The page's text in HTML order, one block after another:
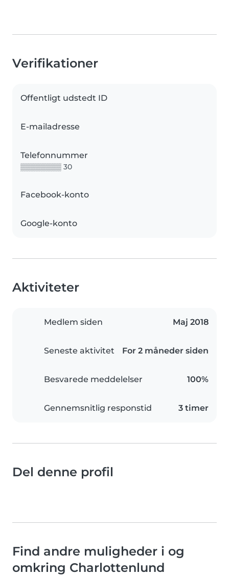
Verifikationer
Offentligt udstedt ID
E-mailadresse
Telefonnummer
▒▒▒▒▒▒▒▒ 30
Facebook-konto
Google-konto
Aktiviteter
Medlem siden Maj 2018
Seneste aktivitet For 2 måneder siden
Besvarede meddelelser 100%
Gennemsnitlig responstid 3 timer
Del denne profil
Find andre muligheder i og
omkring Charlottenlund